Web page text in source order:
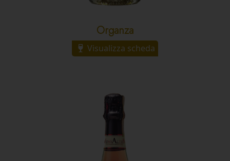
Organza
Visualizza scheda